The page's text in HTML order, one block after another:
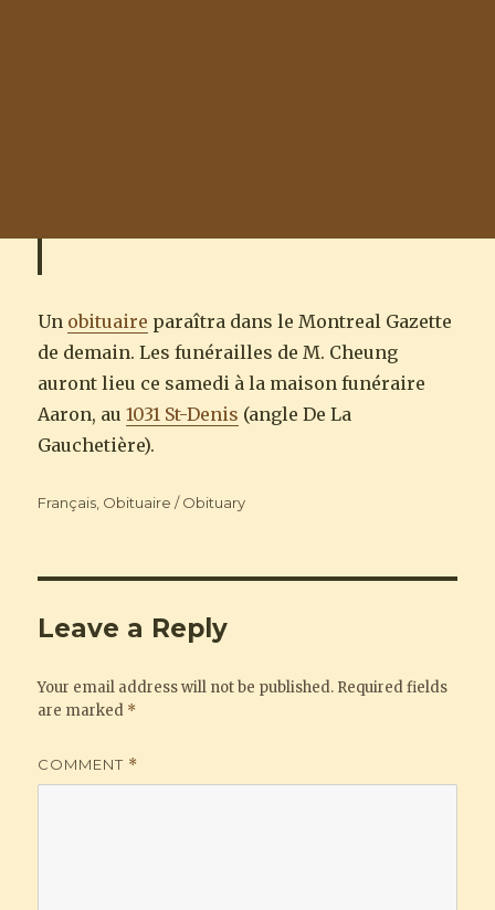
Un obituaire paraîtra dans le Montreal Gazette
de demain. Les funérailles de M. Cheung
auront lieu ce samedi à la maison funéraire
Aaron, au1031 St-Denis (angle De La
Gauchetière).
Categories
Français, Obituaire / Obituary
Leave a Reply
Your email address will not be published. Required fields
are marked *
COMMENT *